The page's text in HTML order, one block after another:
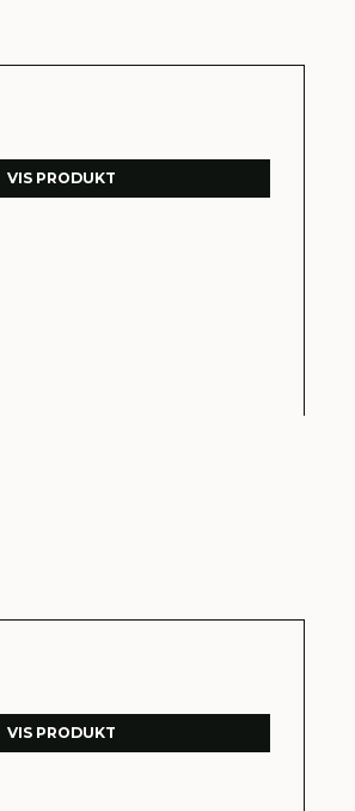
VIS PRODUKT
VIS PRODUKT